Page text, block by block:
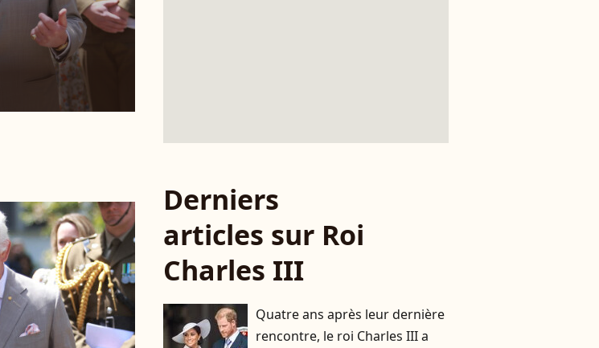
Derniers
articles sur Roi
Charles III
Quatre ans après leur dernière
rencontre, le roi Charles III a